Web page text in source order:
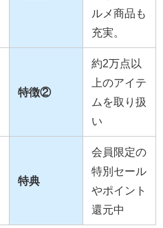
ルメ商品も
充実。
特徴②
約2万点以
上のアイテ
ムを取り扱
い
特典
会員限定の
特別セール
やポイント
還元中